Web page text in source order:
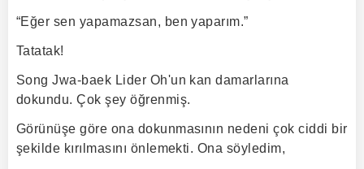
“Eğer sen yapamazsan, ben yaparım.”
Tatatak!
Song Jwa-baek Lider Oh'un kan damarlarına
dokundu. Çok şey öğrenmiş.
Görünüşe göre ona dokunmasının nedeni çok ciddi bir
şekilde kırılmasını önlemekti. Ona söyledim,